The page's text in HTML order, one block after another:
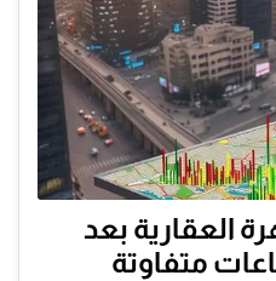
العقارية بعد
متفاوتة